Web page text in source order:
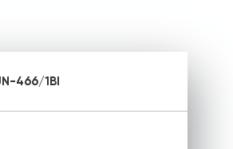
466/1BI